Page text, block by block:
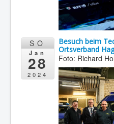
SO
Jan
28
2024
Besuch beim
Ortsverband
Foto: Richard